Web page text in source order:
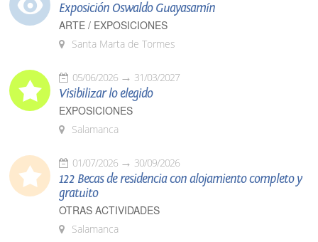
Exposición Oswaldo Guayasamín
ARTE / EXPOSICIONES
Santa Marta de Tormes
05/06/2026 31/03/2027
Visibilizar lo elegido
EXPOSICIONES
Salamanca
01/07/2026 30/09/2026
122 Becas de residencia con alojamiento completo y
gratuito
OTRAS ACTIVIDADES
Salamanca